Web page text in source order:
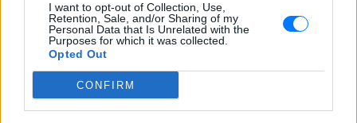
I want to opt-out of Collection, Use,
Retention, Sale, and/or Sharing of my
Personal Data that Is Unrelated with the
Purposes for which it was collected.
Opted Out
CONFIRM
επαναφέρει τη συζήτηση για το λεγόμενο
«busification».
Ουκρανία: Βίντεο σοκ με
«busification»